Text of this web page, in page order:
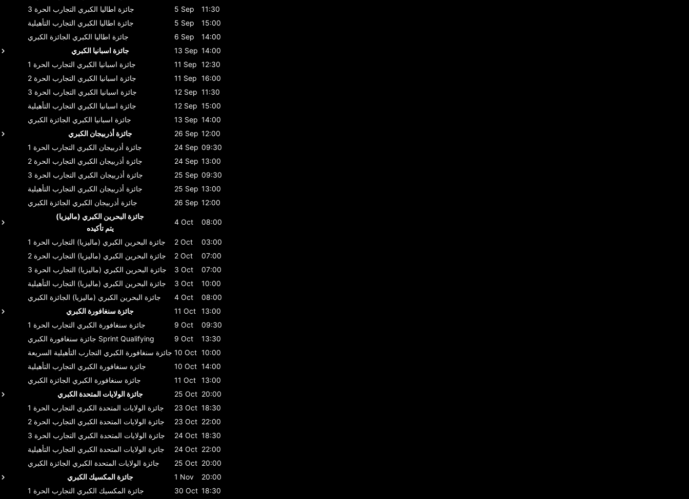
جائزة اطاليا الكبري التجارب الحرة 3 5 Sep
11:30
جائزة اطاليا الكبري التجارب التأهيلية 5 Sep
15:00
جائزة اطاليا الكبري الجائزة الكبري 6 Sep
14:00
جائزة اسبانيا الكبري
13 Sep 14:00
جائزة اسبانيا الكبري التجارب الحرة 1 11 Sep 12:30
جائزة اسبانيا الكبري التجارب الحرة 2 11 Sep 16:00
جائزة اسبانيا الكبري التجارب الحرة 3 12 Sep 11:30
جائزة اسبانيا الكبري التجارب التأهيلية 12 Sep 15:00
جائزة اسبانيا الكبري الجائزة الكبري 13 Sep 14:00
جائزة أذربيجان الكبري
26 Sep 12:00
جائزة أذربيجان الكبري التجارب الحرة 1 24 Sep 09:30
جائزة أذربيجان الكبري التجارب الحرة 2 24 Sep 13:00
جائزة أذربيجان الكبري التجارب الحرة 3 25 Sep 09:30
جائزة أذربيجان الكبري التجارب التأهيلية 25 Sep 13:00
جائزة أذربيجان الكبري الجائزة الكبري 26 Sep 12:00
جائزة البحرين الكبري (ماليزيا)
يتم تأكيده
4 Oct 08:00
جائزة البحرين الكبري (ماليزيا) التجارب الحرة 1 2 Oct
03:00
جائزة البحرين الكبري (ماليزيا) التجارب الحرة 2 2 Oct
07:00
جائزة البحرين الكبري (ماليزيا) التجارب الحرة 3 3 Oct
07:00
جائزة البحرين الكبري (ماليزيا) التجارب التأهيلية 3 Oct
10:00
جائزة البحرين الكبري (ماليزيا) الجائزة الكبري 4 Oct
08:00
جائزة سنغافورة الكبري
11 Oct
13:00
جائزة سنغافورة الكبري التجارب الحرة 1 9 Oct
09:30
جائزة سنغافورة الكبري Sprint Qualifying 9 Oct
13:30
جائزة سنغافورة الكبري التجارب التأهيلية السريعة 10 Oct 10:00
جائزة سنغافورة الكبري التجارب التأهيلية 10 Oct 14:00
جائزة سنغافورة الكبري الجائزة الكبري 11 Oct
13:00
جائزة الولايات المتحدة الكبري
25 Oct 20:00
جائزة الولايات المتحدة الكبري التجارب الحرة 1 23 Oct 18:30
جائزة الولايات المتحدة الكبري التجارب الحرة 2 23 Oct 22:00
جائزة الولايات المتحدة الكبري التجارب الحرة 3 24 Oct 18:30
جائزة الولايات المتحدة الكبري التجارب التأهيلية 24 Oct 22:00
جائزة الولايات المتحدة الكبري الجائزة الكبري 25 Oct 20:00
جائزة المكسيك الكبري
1 Nov
20:00
جائزة المكسيك الكبري التجارب الحرة 1 30 Oct 18:30